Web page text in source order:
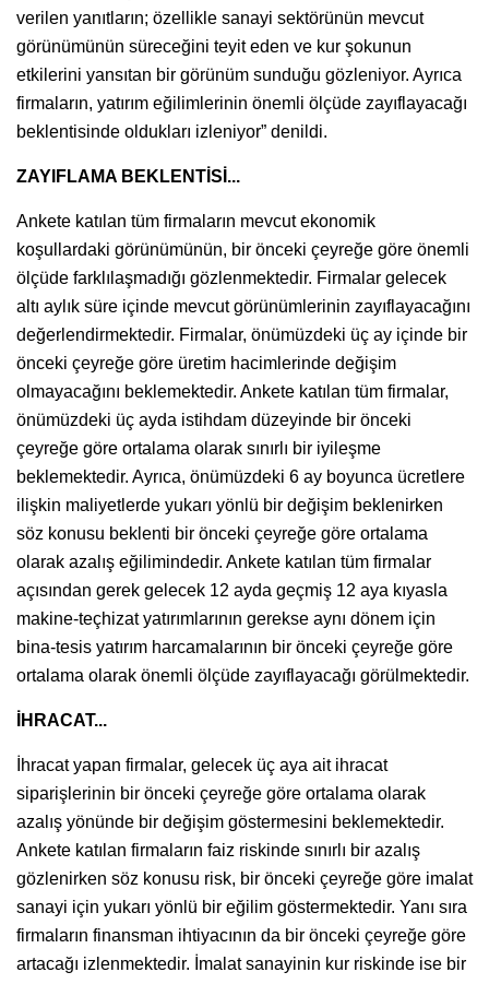
verilen yanıtların; özellikle sanayi sektörünün mevcut
görünümünün süreceğini teyit eden ve kur şokunun
etkilerini yansıtan bir görünüm sunduğu gözleniyor. Ayrıca
firmaların, yatırım eğilimlerinin önemli ölçüde zayıflayacağı
beklentisinde oldukları izleniyor” denildi.
ZAYIFLAMA BEKLENTİSİ...
Ankete katılan tüm firmaların mevcut ekonomik
koşullardaki görünümünün, bir önceki çeyreğe göre önemli
ölçüde farklılaşmadığı gözlenmektedir. Firmalar gelecek
altı aylık süre içinde mevcut görünümlerinin zayıflayacağını
değerlendirmektedir. Firmalar, önümüzdeki üç ay içinde bir
önceki çeyreğe göre üretim hacimlerinde değişim
olmayacağını beklemektedir. Ankete katılan tüm firmalar,
önümüzdeki üç ayda istihdam düzeyinde bir önceki
çeyreğe göre ortalama olarak sınırlı bir iyileşme
beklemektedir. Ayrıca, önümüzdeki 6 ay boyunca ücretlere
ilişkin maliyetlerde yukarı yönlü bir değişim beklenirken
söz konusu beklenti bir önceki çeyreğe göre ortalama
olarak azalış eğilimindedir. Ankete katılan tüm firmalar
açısından gerek gelecek 12 ayda geçmiş 12 aya kıyasla
makine-teçhizat yatırımlarının gerekse aynı dönem için
bina-tesis yatırım harcamalarının bir önceki çeyreğe göre
ortalama olarak önemli ölçüde zayıflayacağı görülmektedir.
İHRACAT...
İhracat yapan firmalar, gelecek üç aya ait ihracat
siparişlerinin bir önceki çeyreğe göre ortalama olarak
azalış yönünde bir değişim göstermesini beklemektedir.
Ankete katılan firmaların faiz riskinde sınırlı bir azalış
gözlenirken söz konusu risk, bir önceki çeyreğe göre imalat
sanayi için yukarı yönlü bir eğilim göstermektedir. Yanı sıra
firmaların finansman ihtiyacının da bir önceki çeyreğe göre
artacağı izlenmektedir. İmalat sanayinin kur riskinde ise bir